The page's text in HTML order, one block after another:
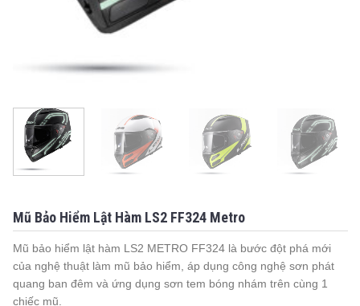
Mũ Bảo Hiểm Lật Hàm LS2 FF324 Metro
Mũ bảo hiểm lật hàm LS2 METRO FF324 là bước đột phá mới
của nghệ thuật làm mũ bảo hiểm, áp dụng công nghệ sơn phát
quang ban đêm và ứng dụng sơn tem bóng nhám trên cùng 1
chiếc mũ.